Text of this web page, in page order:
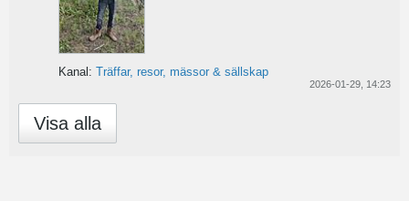
Kanal: Träffar, resor, mässor & sällskap
2026-01-29, 14:23
Visa alla